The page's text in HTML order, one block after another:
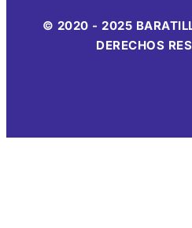
© 2020 - 2025
DERECHOS